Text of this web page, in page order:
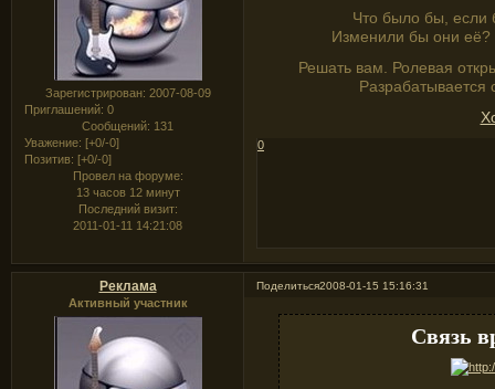
Зарегистрирован: 2007-08-09
Приглашений: 0
Сообщений: 131
Уважение: [+0/-0]
Позитив: [+0/-0]
Провел на форуме:
13 часов 12 минут
Последний визит:
2011-01-11 14:21:08
Что было бы, если
Изменили бы они её?
Решать вам. Ролевая
Разрабатывается
0
Поделиться2008-01-15 15:16:31
Реклама
Активный участник
Связь